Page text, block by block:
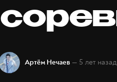
Артём Нечаев — 5 лет назад